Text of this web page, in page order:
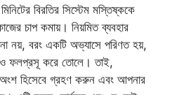
বিরতির সিস্টেম মস্তিষ্ককে
চাপ কমায়। নিয়মিত ব্যবহার
নয়, বরং একটি অভ্যাসে পরিণত হয়,
ও ফলপ্রসূ করে তোলে। তাই,
হিসেবে গ্রহণ করুন এবং আপনার